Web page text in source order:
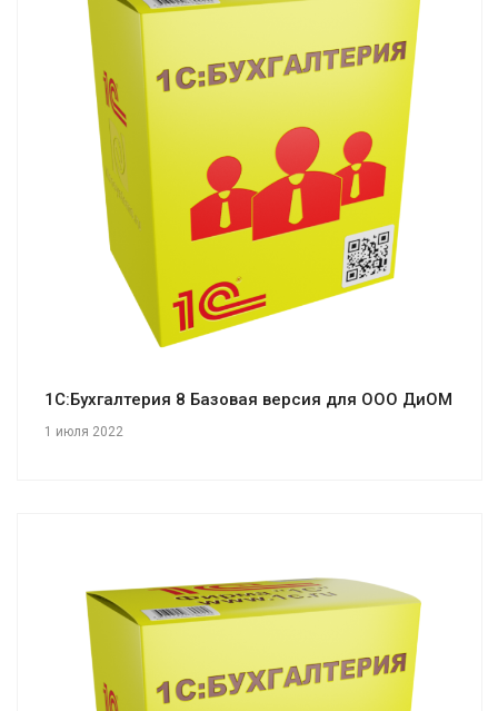
Смотреть проект
1С:Бухгалтерия 8 Базовая версия для ООО ДиОМ
1 июля 2022